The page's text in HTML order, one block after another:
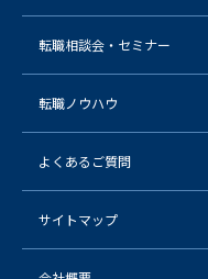
転職相談会・セミナー
転職ノウハウ
よくあるご質問
サイトマップ